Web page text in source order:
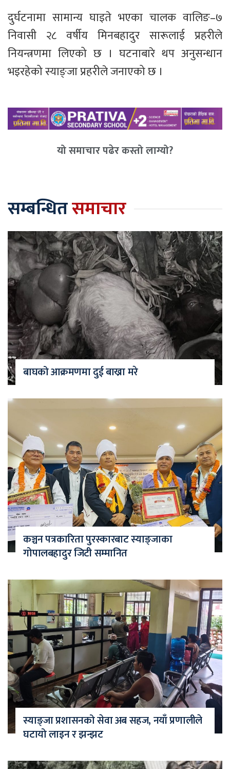
दुर्घटनामा सामान्य घाइते भएका चालक वालिङ–७
निवासी २८ वर्षीय मिनबहादुर सारूलाई प्रहरीले
नियन्त्रणमा लिएको छ । घटनाबारे थप अनुसन्धान
भइरहेको स्याङ्जा प्रहरीले जनाएको छ ।
यो समाचार पढेर कस्तो लाग्यो?
सम्बन्धितसमाचार
बाघको आक्रमणमा दुई बाख्रा मरे
कञ्चन पत्रकारिता पुरस्कारबाट स्याङ्जाका
गोपालबहादुर जिटी सम्मानित
स्याङ्जा प्रशासनको सेवा अब सहज, नयाँ प्रणालीले
घटायो लाइन र झन्झट